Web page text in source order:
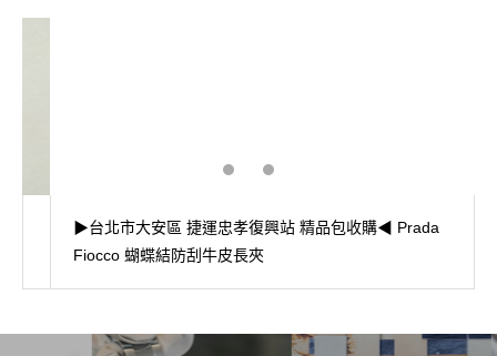
▶台北市大安區 捷運忠孝復興站 精品包收購◀ Prada
Fiocco 蝴蝶結防刮牛皮長夾